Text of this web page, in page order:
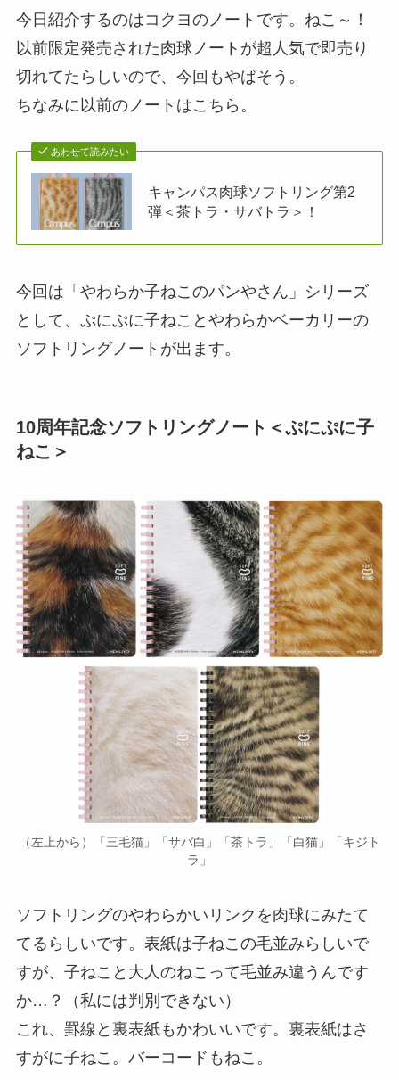
今日紹介するのはコクヨのノートです。ねこ～！
以前限定発売された肉球ノートが超人気で即売り
切れてたらしいので、今回もやばそう。
ちなみに以前のノートはこちら。
あわせて読みたい
キャンパス肉球ソフトリング第2
弾＜茶トラ・サバトラ＞！
今回は「やわらか子ねこのパンやさん」シリーズ
として、ぷにぷに子ねことやわらかベーカリーの
ソフトリングノートが出ます。
10周年記念ソフトリングノート＜ぷにぷに子
ねこ＞
（左上から）「三毛猫」「サバ白」「茶トラ」「白猫」「キジト
ラ」
ソフトリングのやわらかいリンクを肉球にみたて
てるらしいです。表紙は子ねこの毛並みらしいで
すが、子ねこと大人のねこって毛並み違うんです
か…？（私には判別できない）
これ、罫線と裏表紙もかわいいです。裏表紙はさ
すがに子ねこ。バーコードもねこ。